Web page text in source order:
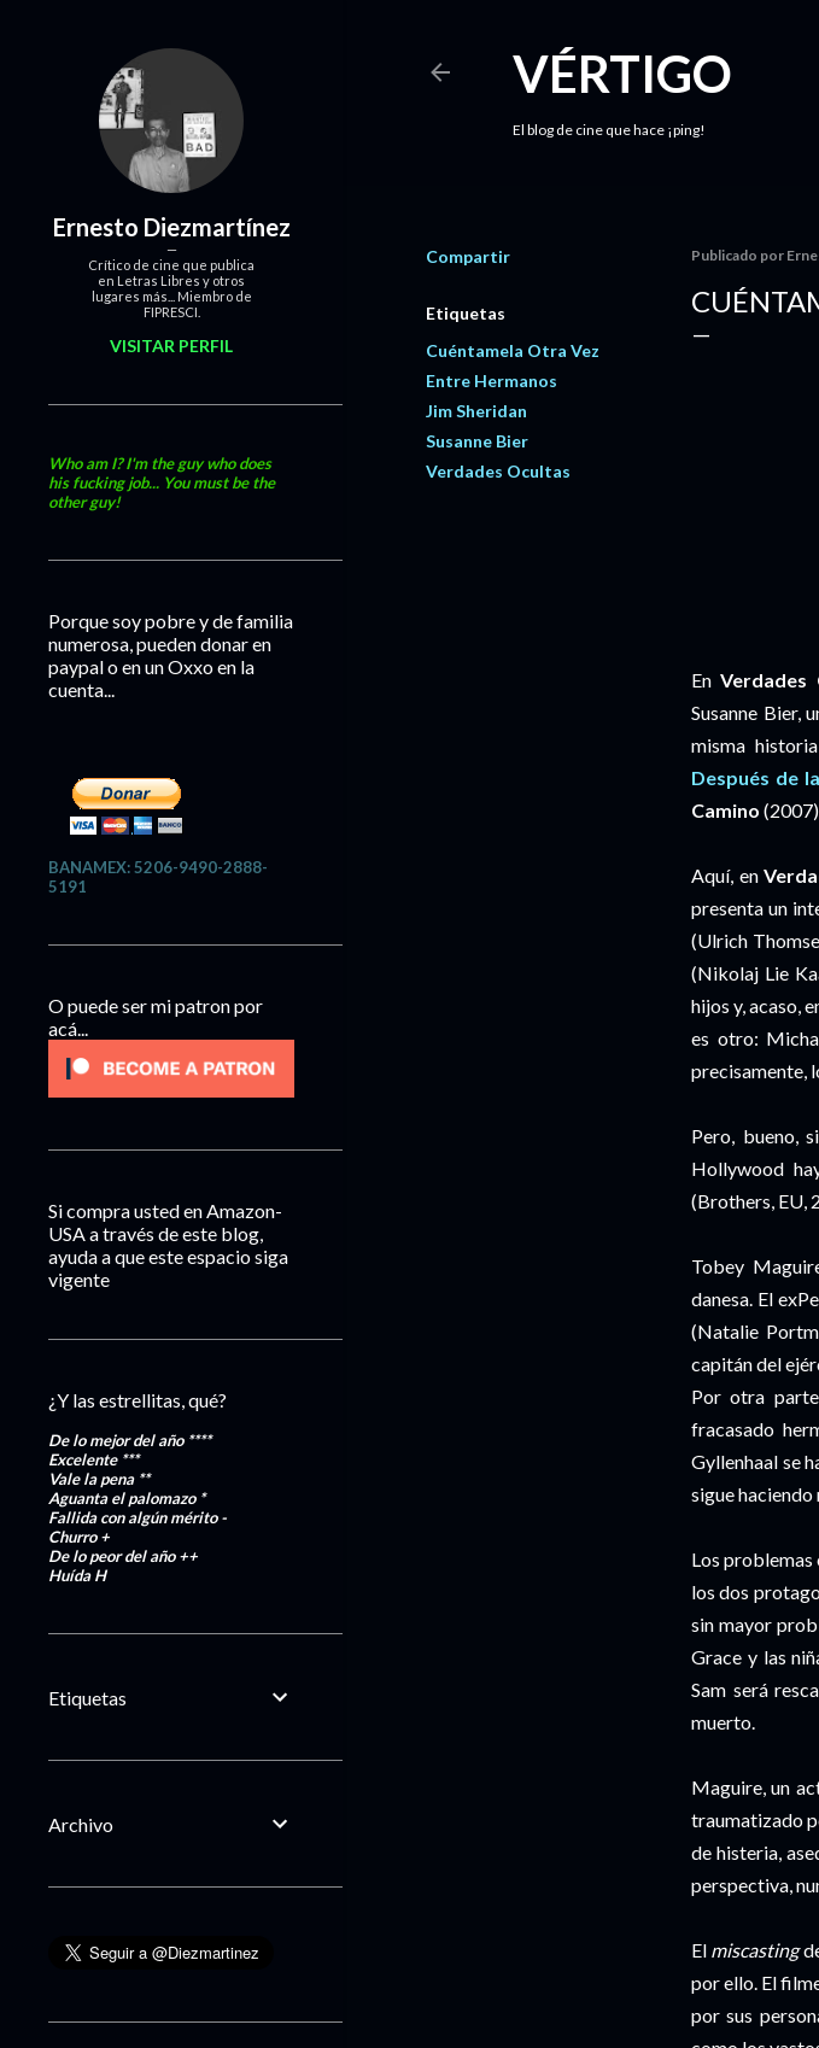
VÉRTIGO
El blog de cine que hace ¡ping!
Compartir
Etiquetas
Cuéntamela Otra Vez
Entre Hermanos
Jim Sheridan
Susanne Bier
Verdades Ocultas
Publicado por
EnVerdades
Susanne Bier,
misma
Después de
Camino
Aquí, en
presenta un
(Ulrich
(Nikolaj Lie
hijos y, acaso,
es otro:
precisamente,
Pero, bueno,
Hollywood
(Brothers, EU,
Tobey
danesa. El
(Natalie
capitán del
Por otra
fracasado
Gyllenhaal se
sigue haciendo
Los problemas
los dos
sin mayor
Grace y las
Sam será
muerto.
Maguire, un
traumatizado
de histeria,
perspectiva,
El miscasting
por ello. El
por sus
Ernesto Diezmartínez
Crítico de cine que publica
en Letras Libres y otros
lugares más... Miembro de
FIPRESCI.
VISITAR PERFIL
Who am I? I'm the guy who does
his fucking job... You must be the
other guy!
Porque soy pobre y de familia
numerosa, pueden donar en
paypal o en un Oxxo en la
cuenta...
BANAMEX: 5206-9490-2888-
5191
O puede ser mi patron por
acá...
Si compra usted en Amazon-
USA a través de este blog,
ayuda a que este espacio siga
vigente
¿Y las estrellitas, qué?
De lo mejor del año ****
Excelente***
Vale la pena **
Aguanta el palomazo *
Fallida con algún mérito-
Churro+
De lo peor del año++
HuídaH
Etiquetas
Archivo